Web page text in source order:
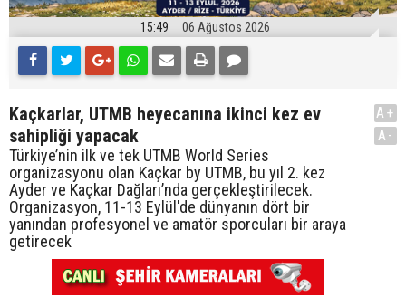
15:49 06 Ağustos 2026
Kaçkarlar, UTMB heyecanına ikinci kez ev
sahipliği yapacak
Türkiye’nin ilk ve tek UTMB World Series
organizasyonu olan Kaçkar by UTMB, bu yıl 2. kez
Ayder ve Kaçkar Dağları’nda gerçekleştirilecek.
Organizasyon, 11-13 Eylül'de dünyanın dört bir
yanından profesyonel ve amatör sporcuları bir araya
getirecek
A+
A-